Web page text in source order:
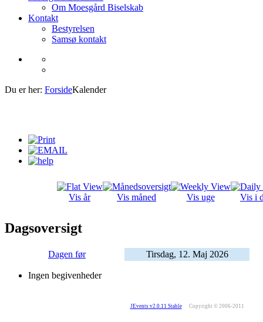
Om Moesgård Biselskab
Kontakt
Bestyrelsen
Samsø kontakt
Du er her: ForsideKalender
Vis år Vis måned Vis uge Vis i
Dagsoversigt
Dagen før Tirsdag, 12. Maj 2026
Ingen begivenheder
JEvents v2.0.11 Stable Copyright © 2006-2011